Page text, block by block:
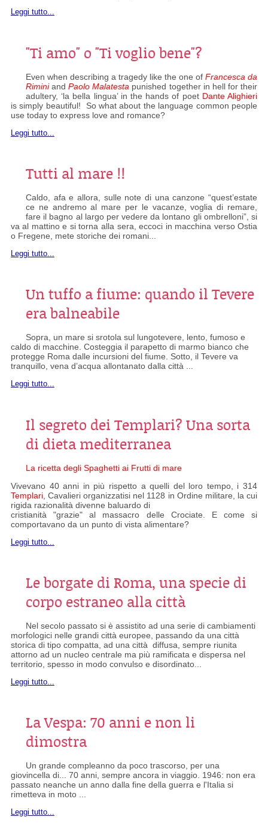
Leggi tutto...
"Ti amo" o "Ti voglio bene"?
Even when describing a tragedy like the one ofFrancesca da
RiminiandPaolo Malatesta punished together in hell for their
adultery, ‘la bella lingua’ in the hands of poet Dante Alighieri
is simply beautiful! So what about the language common people
use today to express love and romance?
Leggi tutto...
Tutti al mare !!
Caldo, afa e allora, sulle note di una canzone “quest’estate
ce ne andremo al mare per le vacanze, voglia di remare,
fare il bagno al largo per vedere da lontano gli ombrelloni”, si
va al mattino e si torna alla sera, eccoci in macchina verso Ostia
o Fregene, mete storiche dei romani...
Leggi tutto...
Un tuffo a fiume: quando il Tevere
era balneabile
Sopra, un mare si srotola sul lungotevere, lento, fumoso e
caldo di macchine. Costeggia il parapetto di marmo bianco che
protegge Roma dalle incursioni del fiume. Sotto, il Tevere va
tranquillo, vena d’acqua allontanato dalla città ...
Leggi tutto...
Il segreto dei Templari? Una sorta
di dieta mediterranea
La ricetta degli Spaghetti ai Frutti di mare
Vivevano 40 anni in più rispetto a quelli del loro tempo, i 314
Templari, Cavalieri organizzatisi nel 1128 in Ordine militare, la cui
rigida razionalità divenne baluardo di
cristianità "grazie" al massacro delle Crociate. E come si
comportavano da un punto di vista alimentare?
Leggi tutto...
Le borgate di Roma, una specie di
corpo estraneo alla città
Nel secolo passato si è assistito ad una serie di cambiamenti
morfologici nelle grandi città europee, passando da una città
storica di tipo compatta, ad una città diffusa, sempre riunita
attorno ad un nucleo centrale ma più ramificata e dispersa nel
territorio, spesso in modo convulso e disordinato...
Leggi tutto...
La Vespa: 70 anni e non li
dimostra
Un grande compleanno da poco trascorso, per una
giovincella di... 70 anni, sempre ancora in viaggio. 1946: non era
passato neanche un anno dalla fine della guerra e l'Italia si
rimetteva in moto ...
Leggi tutto...